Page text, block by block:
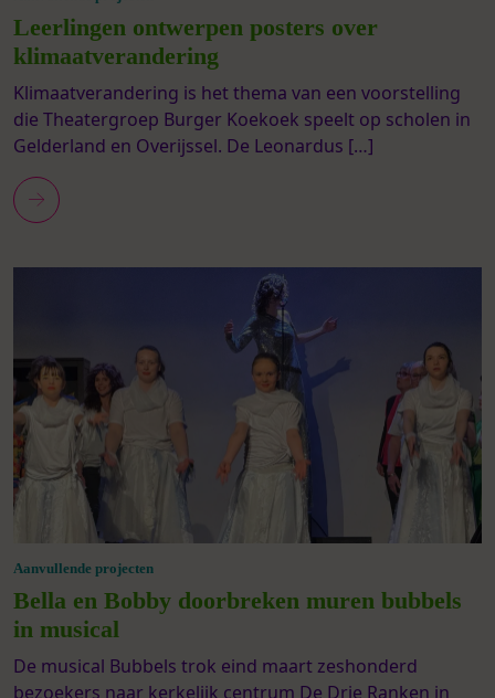
Leerlingen ontwerpen posters over
klimaatverandering
Klimaatverandering is het thema van een voorstelling
die Theatergroep Burger Koekoek speelt op scholen in
Gelderland en Overijssel. De Leonardus […]
Aanvullende projecten
Bella en Bobby doorbreken muren bubbels
in musical
De musical Bubbels trok eind maart zeshonderd
bezoekers naar kerkelijk centrum De Drie Ranken in